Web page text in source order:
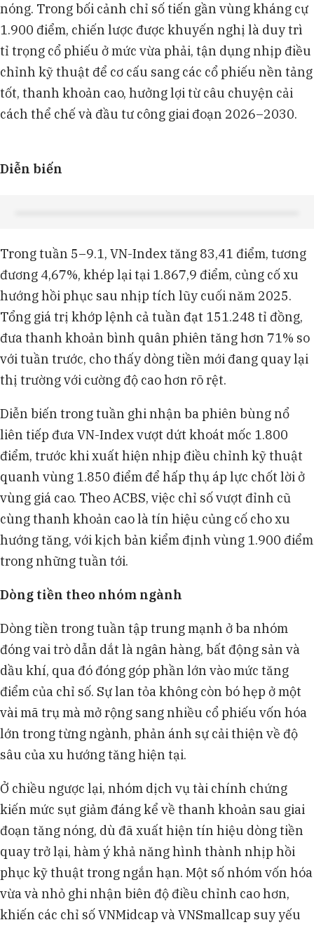
nóng. Trong bối cảnh chỉ số tiến gần vùng kháng cự
1.900 điểm, chiến lược được khuyến nghị là duy trì
tỉ trọng cổ phiếu ở mức vừa phải, tận dụng nhịp điều
chỉnh kỹ thuật để cơ cấu sang các cổ phiếu nền tảng
tốt, thanh khoản cao, hưởng lợi từ câu chuyện cải
cách thể chế và đầu tư công giai đoạn 2026–2030.
Diễn biến
Trong tuần 5–9.1, VN-Index tăng 83,41 điểm, tương
đương 4,67%, khép lại tại 1.867,9 điểm, củng cố xu
hướng hồi phục sau nhịp tích lũy cuối năm 2025.
Tổng giá trị khớp lệnh cả tuần đạt 151.248 tỉ đồng,
đưa thanh khoản bình quân phiên tăng hơn 71% so
với tuần trước, cho thấy dòng tiền mới đang quay lại
thị trường với cường độ cao hơn rõ rệt.
Diễn biến trong tuần ghi nhận ba phiên bùng nổ
liên tiếp đưa VN-Index vượt dứt khoát mốc 1.800
điểm, trước khi xuất hiện nhịp điều chỉnh kỹ thuật
quanh vùng 1.850 điểm để hấp thụ áp lực chốt lời ở
vùng giá cao. Theo ACBS, việc chỉ số vượt đỉnh cũ
cùng thanh khoản cao là tín hiệu củng cố cho xu
hướng tăng, với kịch bản kiểm định vùng 1.900 điểm
trong những tuần tới.
Dòng tiền theo nhóm ngành
Dòng tiền trong tuần tập trung mạnh ở ba nhóm
đóng vai trò dẫn dắt là ngân hàng, bất động sản và
dầu khí, qua đó đóng góp phần lớn vào mức tăng
điểm của chỉ số. Sự lan tỏa không còn bó hẹp ở một
vài mã trụ mà mở rộng sang nhiều cổ phiếu vốn hóa
lớn trong từng ngành, phản ánh sự cải thiện về độ
sâu của xu hướng tăng hiện tại.
Ở chiều ngược lại, nhóm dịch vụ tài chính chứng
kiến mức sụt giảm đáng kể về thanh khoản sau giai
đoạn tăng nóng, dù đã xuất hiện tín hiệu dòng tiền
quay trở lại, hàm ý khả năng hình thành nhịp hồi
phục kỹ thuật trong ngắn hạn. Một số nhóm vốn hóa
vừa và nhỏ ghi nhận biên độ điều chỉnh cao hơn,
khiến các chỉ số VNMidcap và VNSmallcap suy yếu